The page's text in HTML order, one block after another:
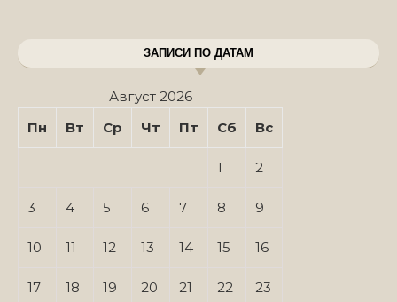
ЗАПИСИ ПО ДАТАМ
Август 2026
Пн
Вт Ср Чт Пт Сб Вс
1 2
3 4 5 6 7 8 9
10 11 12 13 14 15 16
17 18 19 20 21 22 23